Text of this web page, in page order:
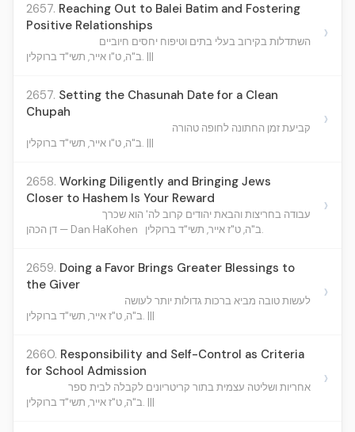
2657. Reaching Out to Balei Batim and Fostering
Positive Relationships
השתדלות בקירוב בעלי בתים וטיפוח יחסים חיוביים
ב"ה, ט"ו אייר, תשי"ד ברוקלין. |||
›
2657. Setting the Chasunah Date for a Clean
Chupah
קביעת זמן החתונה לחופה טהורה
ב"ה, ט"ו אייר, תשי"ד ברוקלין. |||
›
2658. Working Diligently and Bringing Jews
Closer to Hashem Is Your Reward
עבודה בחריצות והבאת יהודים קרוב לה' הוא שכרך
דן הכהן — Dan HaKohen
ב"ה, ט"ז אייר, תשי"ד ברוקלין.
›
2659. Doing a Favor Brings Greater Blessings to
the Giver
לעשות טובה מביא ברכות גדולות יותר לעושה
ב"ה, ט"ז אייר, תשי"ד ברוקלין. |||
›
2660. Responsibility and Self-Control as Criteria
for School Admission
אחריות ושליטה עצמית בתור קריטריונים לקבלה לבית ספר
ב"ה, ט"ז אייר, תשי"ד ברוקלין. |||
›